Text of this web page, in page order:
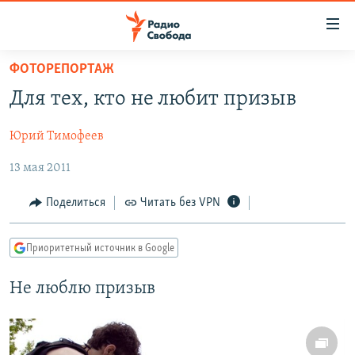
упрощенного
доступа
содержанию
Вернутся
главной
навигации
поиску
ПОДКАСТЫ
АВТОРСКИЕ ПРОЕКТЫ
ЦИТАТЫ СВОБОДЫ
МНЕНИЯ
КУЛЬТУРА
IDEL.РЕАЛИИ
КАВКАЗ.РЕАЛИИ
СИБИРЬ.РЕАЛИИ
ФОТОРЕПОРТАЖ
Для тех, кто не любит призыв
Юрий Тимофеев
13 мая 2011
Поделиться Читать без VPN
Приоритетный источник в Google
Не люблю призыв